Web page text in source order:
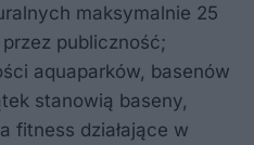
maksymalnie 25
publiczność;
aquaparków, basenów
stanowią baseny,
fitness działające w